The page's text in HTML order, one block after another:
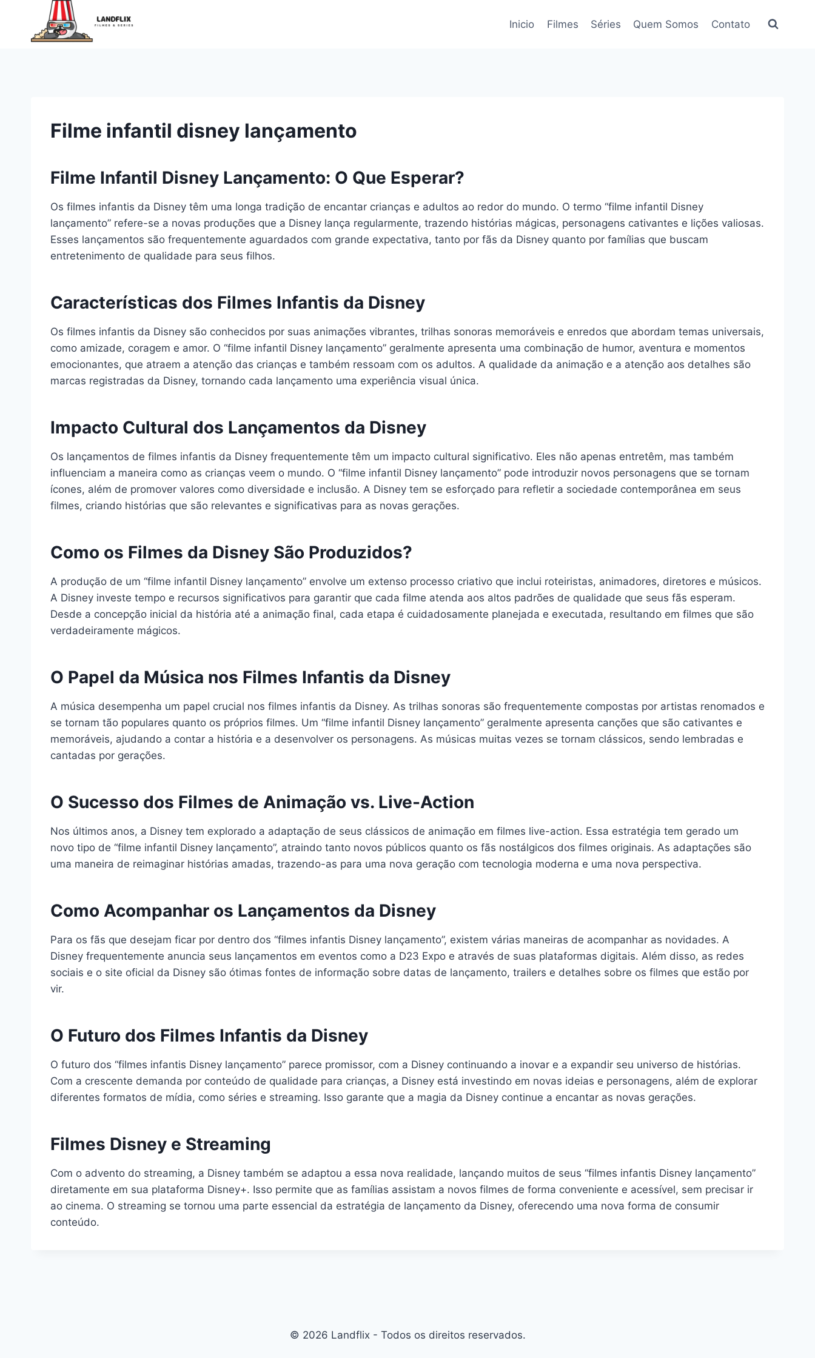
Inicio Filmes Séries Quem Somos Contato
Filme infantil disney lançamento
Filme Infantil Disney Lançamento: O Que Esperar?
Os filmes infantis da Disney têm uma longa tradição de encantar crianças e adultos ao redor do mundo. O termo “filme infantil Disney
lançamento” refere-se a novas produções que a Disney lança regularmente, trazendo histórias mágicas, personagens cativantes e lições valiosas.
Esses lançamentos são frequentemente aguardados com grande expectativa, tanto por fãs da Disney quanto por famílias que buscam
entretenimento de qualidade para seus filhos.
Características dos Filmes Infantis da Disney
Os filmes infantis da Disney são conhecidos por suas animações vibrantes, trilhas sonoras memoráveis e enredos que abordam temas universais,
como amizade, coragem e amor. O “filme infantil Disney lançamento” geralmente apresenta uma combinação de humor, aventura e momentos
emocionantes, que atraem a atenção das crianças e também ressoam com os adultos. A qualidade da animação e a atenção aos detalhes são
marcas registradas da Disney, tornando cada lançamento uma experiência visual única.
Impacto Cultural dos Lançamentos da Disney
Os lançamentos de filmes infantis da Disney frequentemente têm um impacto cultural significativo. Eles não apenas entretêm, mas também
influenciam a maneira como as crianças veem o mundo. O “filme infantil Disney lançamento” pode introduzir novos personagens que se tornam
ícones, além de promover valores como diversidade e inclusão. A Disney tem se esforçado para refletir a sociedade contemporânea em seus
filmes, criando histórias que são relevantes e significativas para as novas gerações.
Como os Filmes da Disney São Produzidos?
A produção de um “filme infantil Disney lançamento” envolve um extenso processo criativo que inclui roteiristas, animadores, diretores e músicos.
A Disney investe tempo e recursos significativos para garantir que cada filme atenda aos altos padrões de qualidade que seus fãs esperam.
Desde a concepção inicial da história até a animação final, cada etapa é cuidadosamente planejada e executada, resultando em filmes que são
verdadeiramente mágicos.
O Papel da Música nos Filmes Infantis da Disney
A música desempenha um papel crucial nos filmes infantis da Disney. As trilhas sonoras são frequentemente compostas por artistas renomados e
se tornam tão populares quanto os próprios filmes. Um “filme infantil Disney lançamento” geralmente apresenta canções que são cativantes e
memoráveis, ajudando a contar a história e a desenvolver os personagens. As músicas muitas vezes se tornam clássicos, sendo lembradas e
cantadas por gerações.
O Sucesso dos Filmes de Animação vs. Live-Action
Nos últimos anos, a Disney tem explorado a adaptação de seus clássicos de animação em filmes live-action. Essa estratégia tem gerado um
novo tipo de “filme infantil Disney lançamento”, atraindo tanto novos públicos quanto os fãs nostálgicos dos filmes originais. As adaptações são
uma maneira de reimaginar histórias amadas, trazendo-as para uma nova geração com tecnologia moderna e uma nova perspectiva.
Como Acompanhar os Lançamentos da Disney
Para os fãs que desejam ficar por dentro dos “filmes infantis Disney lançamento”, existem várias maneiras de acompanhar as novidades. A
Disney frequentemente anuncia seus lançamentos em eventos como a D23 Expo e através de suas plataformas digitais. Além disso, as redes
sociais e o site oficial da Disney são ótimas fontes de informação sobre datas de lançamento, trailers e detalhes sobre os filmes que estão por
vir.
O Futuro dos Filmes Infantis da Disney
O futuro dos “filmes infantis Disney lançamento” parece promissor, com a Disney continuando a inovar e a expandir seu universo de histórias.
Com a crescente demanda por conteúdo de qualidade para crianças, a Disney está investindo em novas ideias e personagens, além de explorar
diferentes formatos de mídia, como séries e streaming. Isso garante que a magia da Disney continue a encantar as novas gerações.
Filmes Disney e Streaming
Com o advento do streaming, a Disney também se adaptou a essa nova realidade, lançando muitos de seus “filmes infantis Disney lançamento”
diretamente em sua plataforma Disney+. Isso permite que as famílias assistam a novos filmes de forma conveniente e acessível, sem precisar ir
ao cinema. O streaming se tornou uma parte essencial da estratégia de lançamento da Disney, oferecendo uma nova forma de consumir
conteúdo.
© 2026 Landflix - Todos os direitos reservados.